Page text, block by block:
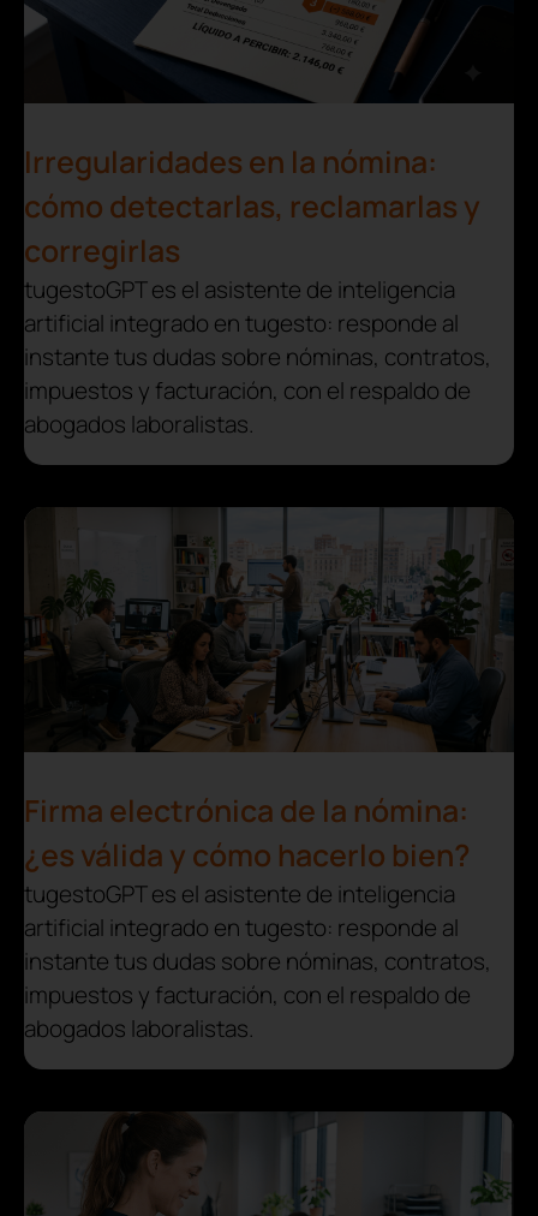
Irregularidades en la nómina:
cómo detectarlas, reclamarlas y
corregirlas
tugestoGPT es el asistente de inteligencia
artificial integrado en tugesto: responde al
instante tus dudas sobre nóminas, contratos,
impuestos y facturación, con el respaldo de
abogados laboralistas.
Firma electrónica de la nómina:
¿es válida y cómo hacerlo bien?
tugestoGPT es el asistente de inteligencia
artificial integrado en tugesto: responde al
instante tus dudas sobre nóminas, contratos,
impuestos y facturación, con el respaldo de
abogados laboralistas.